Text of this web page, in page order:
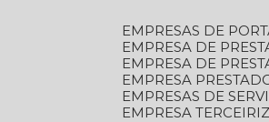
EMPRESAS DE
EMPRESA DE
EMPRESA DE
EMPRESA
EMPRESAS DE
EMPRESA